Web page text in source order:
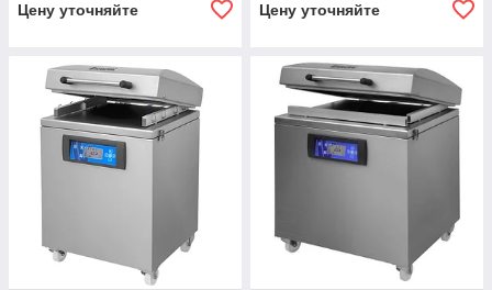
Цену уточняйте Цену уточняйте